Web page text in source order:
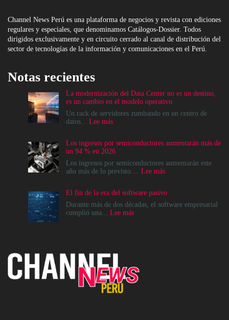
Channel News Perú es una plataforma de negocios y revista con ediciones
regulares y especiales, que denominamos Catálogos-Dossier. Todos
dirigidos exclusivamente y en circuito cerrado al canal de distribución del
sector de tecnologías de la información y comunicaciones en el Perú.
Notas recientes
La modernización del Data Center no es un destino,
es un cambio en el modelo operativo
Un rack de servidores zumbando en un centro de
datos... Lee más:
del
Data
Center
no
destino,
es
un
operativo
Los ingresos por semiconductores aumentarán más de
un 94 % en 2026
Los ingresos por semiconductores aumentarán este
año más de lo previsto.... Lee más:
por
semiconductores
El fin de la era del software pasivo
Durante más de dos décadas, el software empresarial
cumplió una... Lee más:
software
pasivo